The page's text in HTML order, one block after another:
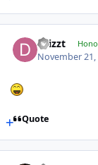
Drizzt
November 21,
Quote